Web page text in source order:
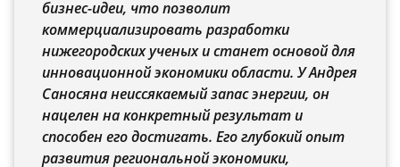
бизнес-идеи, что позволит
коммерциализировать разработки
нижегородских ученых и станет основой для
инновационной экономики области. У Андрея
Саносяна неиссякаемый запас энергии, он
нацелен на конкретный результат и
способен его достигать. Его глубокий опыт
развития региональной экономики,